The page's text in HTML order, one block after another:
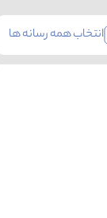
انتخاب همه رسانه ها